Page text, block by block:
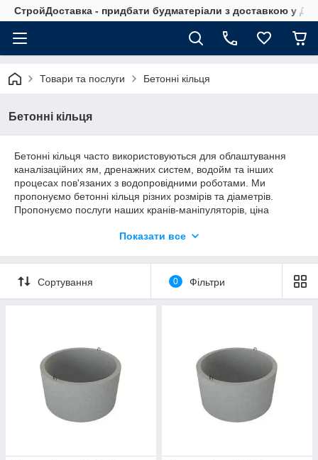
СтройДоставка - придбати будматеріали з доставкою у
Товари та послуги Бетонні кільця
Бетонні кільця
Бетонні кільця часто використовуються для облаштування
каналізаційних ям, дренажних систем, водойм та інших
процесах пов'язаних з водопровідними роботами. Ми
пропонуємо бетонні кільця різних розмірів та діаметрів.
Пропонуємо послуги наших кранів-маніпуляторів, ціна
для вас інформацію ви можете дізнатися у наших
Показати все
Сортування 0 Фільтри